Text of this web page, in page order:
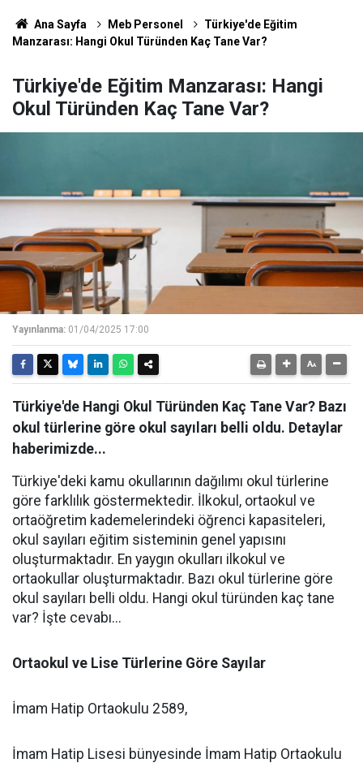
Ana Sayfa Meb Personel
Türkiye'de Eğitim
Manzarası: Hangi Okul Türünden Kaç Tane Var?
Türkiye'de Eğitim Manzarası: Hangi
Okul Türünden Kaç Tane Var?
Yayınlanma: 01/04/2025 17:00
Türkiye'de Hangi Okul Türünden Kaç Tane Var? Bazı
okul türlerine göre okul sayıları belli oldu. Detaylar
haberimizde...
Türkiye'deki kamu okullarının dağılımı okul türlerine
göre farklılık göstermektedir. İlkokul, ortaokul ve
ortaöğretim kademelerindeki öğrenci kapasiteleri,
okul sayıları eğitim sisteminin genel yapısını
oluşturmaktadır. En yaygın okulları ilkokul ve
ortaokullar oluşturmaktadır. Bazı okul türlerine göre
okul sayıları belli oldu. Hangi okul türünden kaç tane
var? İşte cevabı...
Ortaokul ve Lise Türlerine Göre Sayılar
İmam Hatip Ortaokulu 2589,
İmam Hatip Lisesi bünyesinde İmam Hatip Ortaokulu